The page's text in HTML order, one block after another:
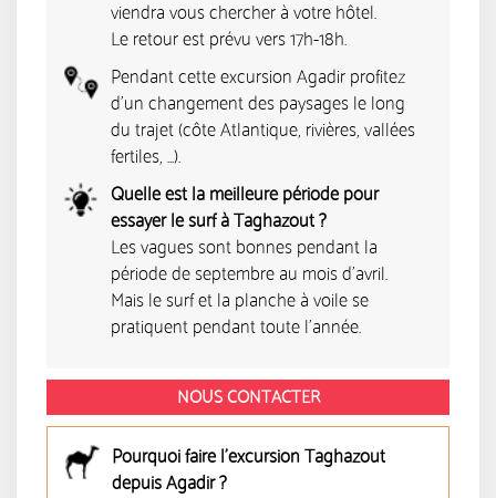
viendra vous chercher à votre hôtel.
Le retour est prévu vers 17h-18h.
Pendant cette excursion Agadir profitez
d'un changement des paysages le long
du trajet (côte Atlantique, rivières, vallées
fertiles, ...).
Quelle est la meilleure période pour
essayer le surf à Taghazout ?
Les vagues sont bonnes pendant la
période de septembre au mois d'avril.
Mais le surf et la planche à voile se
pratiquent pendant toute l'année.
NOUS CONTACTER
Pourquoi faire l'excursion Taghazout
depuis Agadir ?